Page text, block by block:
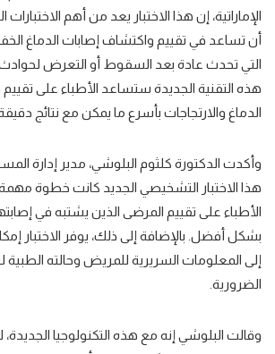
الإماراتية، إن هذا الاختبار يعد من أهم
أن تساعد في تقييم واكتشاف إصابات الدماغ
التي تحدث عادة بعد السقوط أو التعرض
هذه التقنية الجديدة ستساعد الأطباء على
الدماغ والارتجاجات بأسرع ما يمكن مع نتائج
وأكدت الدكتورة كلثوم البلوشي، مدير إدارة
هذا الاختبار التشخيصي الجديد كانت خطوة
الأطباء على تقييم المرضى الذين يشتبه في
بشكل أفضل. بالإضافة إلى ذلك، يوفر الاختبار
إلى المعلومات السريرية للمريض وحالته الطبية
الضرورية.
وقالت البلوشي إنه مع هذه التكنولوجيا